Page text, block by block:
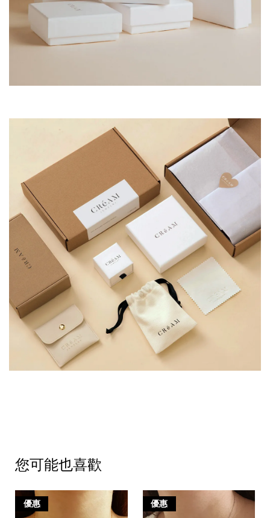
您可能也喜歡
優惠 優惠